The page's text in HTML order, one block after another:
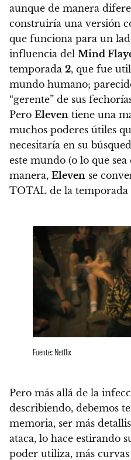
aunque de manera
construiría una versión
que funciona para un
influencia del Mind
temporada 2, que fue
mundo humano;
“gerente” de sus
Pero Eleven tiene una
muchos poderes útiles
necesitaría en su
este mundo (o lo que
manera, Eleven se
TOTAL de la temporada
Fuente: Netflix
Pero más allá de la
describiendo, debemos
memoria, ser más
ataca, lo hace estirando
poder utiliza, más curvas